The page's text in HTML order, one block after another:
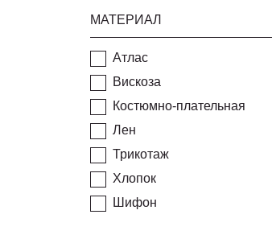
МАТЕРИАЛ
Атлас
Вискоза
Костюмно-плательная
Лен
Трикотаж
Хлопок
Шифон